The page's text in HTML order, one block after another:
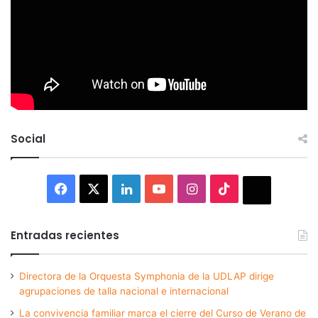
Social
Facebook LinkedInYouTubeInstagram
Entradas recientes
Directora de la Orquesta Symphonia de la UDLAP dirige
agrupaciones de talla nacional e internacional
La convivencia familiar marca el cierre del Curso de Verano de